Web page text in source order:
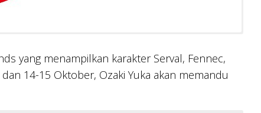
yang menampilkan karakter Serval, Fennec,
14-15 Oktober, Ozaki Yuka akan memandu